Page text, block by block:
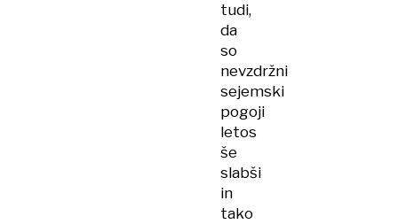
tudi,
da
so
nevzdržni
sejemski
pogoji
letos
še
slabši
in
tako